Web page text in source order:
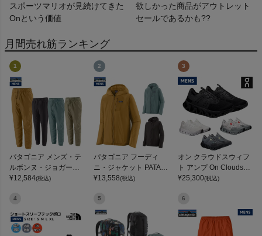
スポーツマリオが見続けてきた
Onという価値
欲しかった商品がアウトレット
セールであるかも??
月間売れ筋ランキング
1
パタゴニア メンズ・テ
ルボンヌ・ジョガーズ
PATAGONIA MS TERR
¥12,584(税込)
2
パタゴニア フーディ
ニ・ジャケット PATAG
ONIA MS HOUDINI JKT
¥13,558(税込)
3
オン クラウドスウィフ
ト アンプ On Cloudswif
t Amp
¥25,300(税込)
4 5 6